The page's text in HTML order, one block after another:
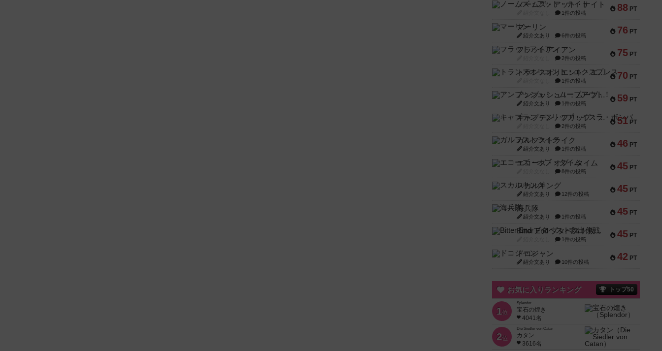
88 PT
ノームズ・アット・ナイト
1件の投稿
76 PT
マーリン
紹介文あり 6件の投稿
75 PT
フラットアイアン
2件の投稿
70 PT
トランスオリエント・エクスプレス
1件の投稿
59 PT
アンブッシュ！：ムーブアウト！
紹介文あり 1件の投稿
51 PT
キャプテン・フリップ：イスラ・ボンバ
2件の投稿
46 PT
ガルフストライク
紹介文あり 1件の投稿
45 PT
エコーズ・オブ・タイム
8件の投稿
45 PT
スカルキング
紹介文あり 12件の投稿
45 PT
海兵隊
紹介文あり 1件の投稿
45 PT
Bitter End ブタペスト救出作戦
1件の投稿
42 PT
ドコジャン
紹介文あり 10件の投稿
お気に入りランキング トップ50
1位
Splendor
宝石の煌き
4041名
2位
Die Siedler von Catan
カタン
3616名